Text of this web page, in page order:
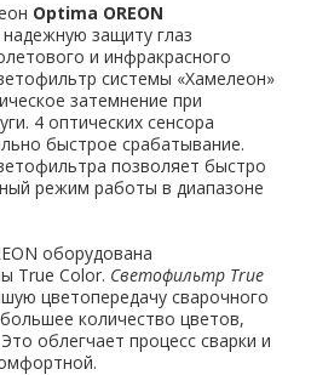
Optima OREON
защиту глаз
и инфракрасного
системы «Xамелеон»
затемнение при
4 оптических сенсора
быстрое срабатывание.
позволяет быстро
режим работы в диапазоне
оборудована
True Сolor. Светофильтр True
цветопередачу сварочного
количество цветов,
облегчает процесс сварки и